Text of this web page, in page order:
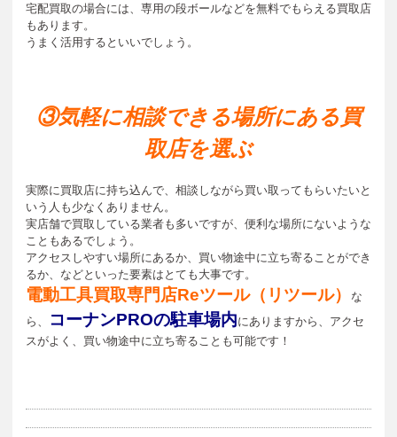
宅配買取の場合には、専用の段ボールなどを無料でもらえる買取店
もあります。
うまく活用するといいでしょう。
③気軽に相談できる場所にある買
取店を選ぶ
実際に買取店に持ち込んで、相談しながら買い取ってもらいたいと
いう人も少なくありません。
実店舗で買取している業者も多いですが、便利な場所にないような
こともあるでしょう。
アクセスしやすい場所にあるか、買い物途中に立ち寄ることができ
るか、などといった要素はとても大事です。
電動工具買取専門店Reツール（リツール）
な
ら、
コーナンPROの駐車場内にありますから、アクセ
スがよく、買い物途中に立ち寄ることも可能です！